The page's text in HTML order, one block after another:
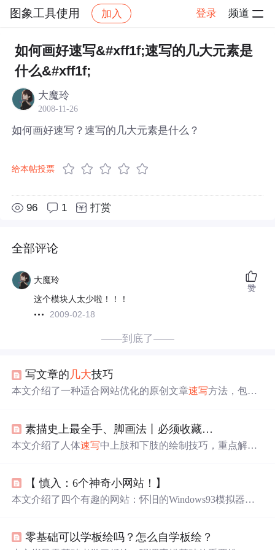
图象工具使用 加入 登录 频道
社区 图象工具使用 帖子详情
如何画好速写&#xff1f;速写的几大元素是
什么&#xff1f;
大魔玲
2008-11-26
如何画好速写？速写的几大元素是什么？
给本帖投票
96 1 打赏
全部评论
大魔玲
这个模块人太少啦！！！
2009-02-18
赞
——到底了——
写文章的 几大技巧
本文介绍了一种适合网站优化的原创文章速写方法，包括
素描史上最全手、脚画法丨必须收藏…
本文介绍了人体速写中上肢和下肢的绘制技巧，重点解析
【 慎入：6个神奇小网站！】
本文介绍了四个有趣的网站：怀旧的Windows93模拟器、
具。这些网站展示了IT技术如何丰富娱乐和休闲时光。
零基础可以学板绘吗？怎么自学板绘？